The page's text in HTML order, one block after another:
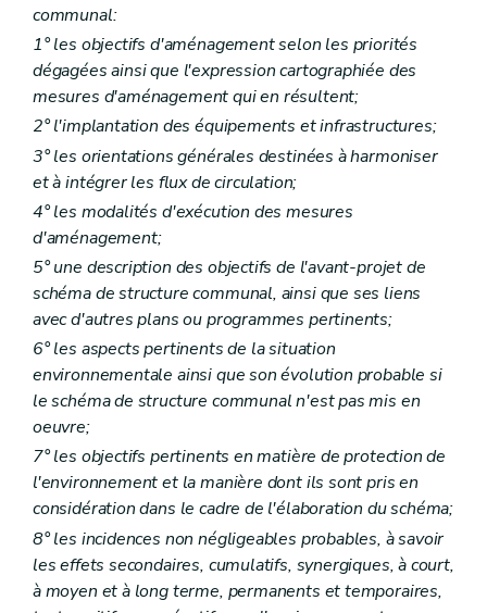
Art. 419
Art. 420
Art. 421
Art. 422
Art. 423
Art. 424
Art. 426
Art. 427
Art. 428
Art. 429
Art. 430
Chapitre XVIIquinquies
Règlement général d'urbanisme relatif aux enseignes et aux dispositifs de publicité
Art. 431
Art. 432
Art. 433
Art. 434
Art. 435
Art. 436
Art. 437
Art. 439
Art. 440
Art. 441
Art. 442
Chapitre XVIIsexies
Du règlement d'urbanisme sur la qualité acoustique de constructions dans les zones B, C et D des plans de développement à long terme des aéroports de Liège-Bierset et de Charleroi-Bruxelles Sud
Art. 442/1
Art. 442/2
Art. 442/3
communal:
1° les objectifs d'aménagement selon les priorités
dégagées ainsi que l'expression cartographiée des
mesures d'aménagement qui en résultent;
2° l'implantation des équipements et infrastructures;
3° les orientations générales destinées à harmoniser
et à intégrer les flux de circulation;
4° les modalités d'exécution des mesures
d'aménagement;
5° une description des objectifs de l'avant-projet de
schéma de structure communal, ainsi que ses liens
avec d'autres plans ou programmes pertinents;
6° les aspects pertinents de la situation
environnementale ainsi que son évolution probable si
le schéma de structure communal n'est pas mis en
oeuvre;
7° les objectifs pertinents en matière de protection de
l'environnement et la manière dont ils sont pris en
considération dans le cadre de l'élaboration du schéma;
8° les incidences non négligeables probables, à savoir
les effets secondaires, cumulatifs, synergiques, à court,
à moyen et à long terme, permanents et temporaires,